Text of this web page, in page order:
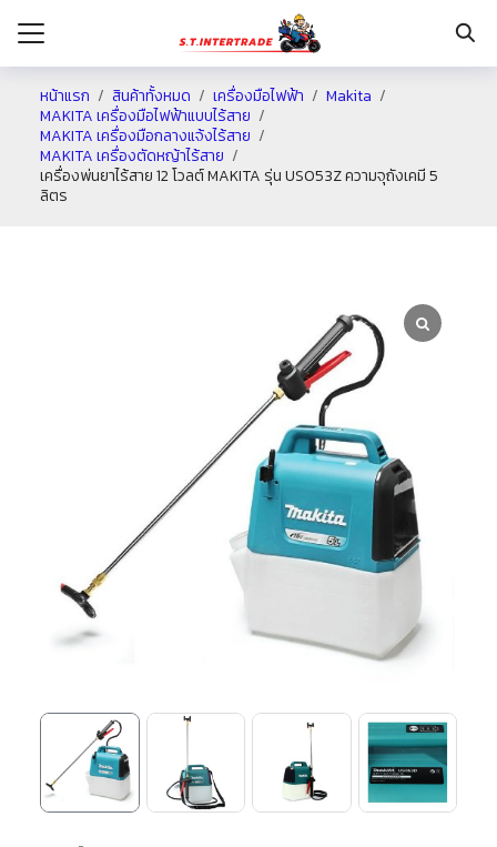
หน้าแรก สินค้าทั้งหมด เครื่องมือไฟฟ้า
Makita
MAKITA เครื่องมือไฟฟ้าแบบไร้สาย
MAKITA เครื่องมือกลางแจ้งไร้สาย
MAKITA เครื่องตัดหญ้าไร้สาย
เครื่องพ่นยาไร้สาย 12 โวลต์ MAKITA รุ่น US053Z ความจุถังเคมี 5
ลิตร